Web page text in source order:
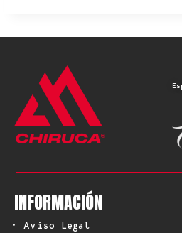
INFORMACIÓN
• Aviso Legal